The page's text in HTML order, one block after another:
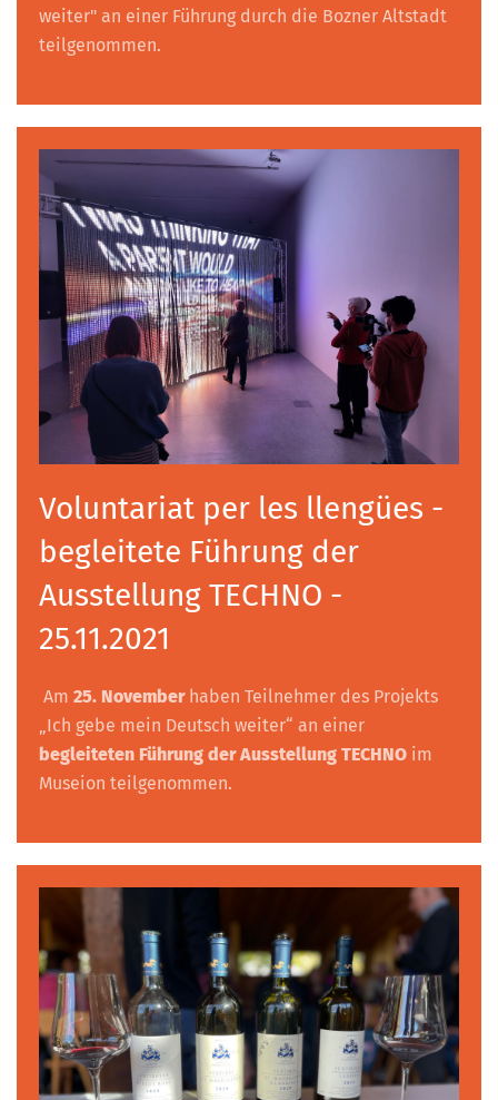
weiter" an einer Führung durch die Bozner Altstadt
teilgenommen.
Voluntariat per les llengües -
begleitete Führung der
Ausstellung TECHNO -
25.11.2021
Am 25. Novemberhaben Teilnehmer des Projekts
„Ich gebe mein Deutsch weiter“ an einer
begleiteten Führung der Ausstellung TECHNO im
Museion teilgenommen.